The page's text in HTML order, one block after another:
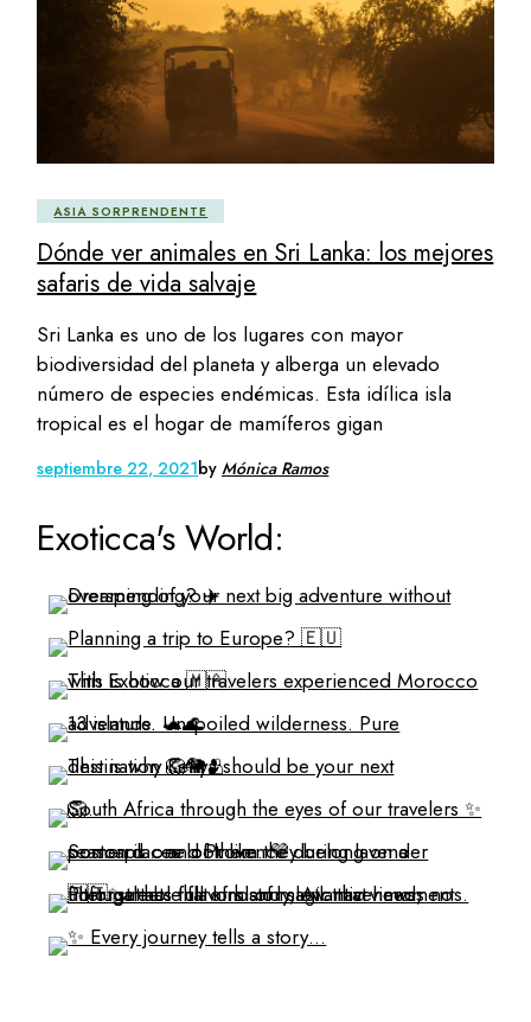
ASIA SORPRENDENTE
Dónde ver animales en Sri Lanka: los mejores
safaris de vida salvaje
Sri Lanka es uno de los lugares con mayor
biodiversidad del planeta y alberga un elevado
número de especies endémicas. Esta idílica isla
tropical es el hogar de mamíferos gigan
septiembre 22, 2021byMónica Ramos
Exoticca's World: